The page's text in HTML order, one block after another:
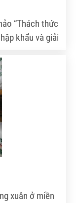
“Thách thức
khẩu và giải
tế đồ gỗ
cuối
xuân ở miền